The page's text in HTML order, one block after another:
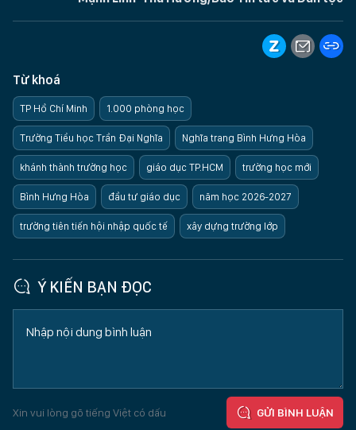
Từ khoá
TP Hồ Chí Minh 1.000 phòng học
Trường Tiểu học Trần Đại Nghĩa Nghĩa trang Bình Hưng Hòa
khánh thành trường học giáo dục TP.HCM trường học mới
Bình Hưng Hòa đầu tư giáo dục năm học 2026-2027
trường tiên tiến hội nhập quốc tế xây dựng trường lớp
Ý KIẾN BẠN ĐỌC
Xin vui lòng gõ tiếng Việt có dấu GỬI BÌNH LUẬN